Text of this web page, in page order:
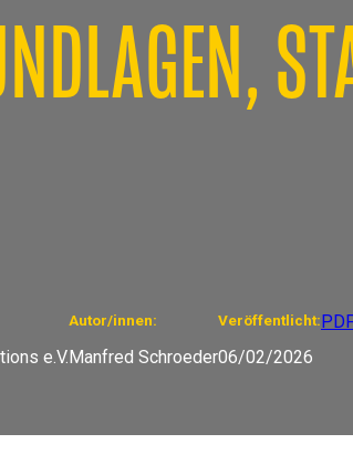
e.V.
Autor/innen:
Manfred Schroeder
Veröffentlicht:
06/02/2026